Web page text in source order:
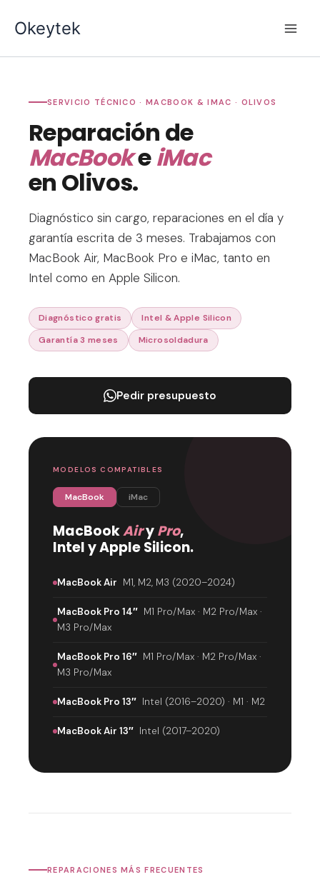
contenido
Okeytek
SERVICIO TÉCNICO · MACBOOK & IMAC · OLIVOS
Reparación de
MacBookeiMac
en Olivos.
Diagnóstico sin cargo, reparaciones en el día y
garantía escrita de 3 meses. Trabajamos con
MacBook Air, MacBook Pro e iMac, tanto en
Intel como en Apple Silicon.
Diagnóstico gratis
Intel & Apple Silicon
Garantía 3 meses
Microsoldadura
Pedir presupuesto
MODELOS COMPATIBLES
MacBook iMac
MacBookAiryPro,
Intel y Apple Silicon.
MacBook Air M1, M2, M3 (2020–2024)
MacBook Pro 14″ M1 Pro/Max · M2 Pro/Max ·
M3 Pro/Max
MacBook Pro 16″ M1 Pro/Max · M2 Pro/Max ·
M3 Pro/Max
MacBook Pro 13″ Intel (2016–2020) · M1 · M2
MacBook Air 13″ Intel (2017–2020)
REPARACIONES MÁS FRECUENTES